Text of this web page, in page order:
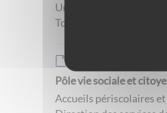
Un week-end de
Tournus, se déroulera
Pôle vie sociale et
Accueils périscolaires